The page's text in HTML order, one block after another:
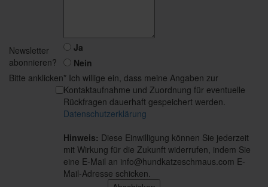
Newsletter
abonnieren?
Ja
Nein
Bitte anklicken* Ich willige ein, dass meine Angaben zur
Kontaktaufnahme und Zuordnung für eventuelle
Rückfragen dauerhaft gespeichert werden.
Datenschutzerklärung
Hinweis: Diese Einwilligung können Sie jederzeit
mit Wirkung für die Zukunft widerrufen, indem Sie
eine E-Mail an info@hundkatzeschmaus.com E-
Mail-Adresse schicken.